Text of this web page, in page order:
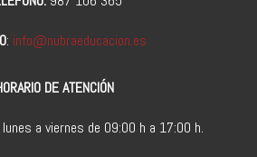
: info@nubraeducacion.es
DE ATENCIÓN
lunes a viernes de 09:00 h a 17:00 h.